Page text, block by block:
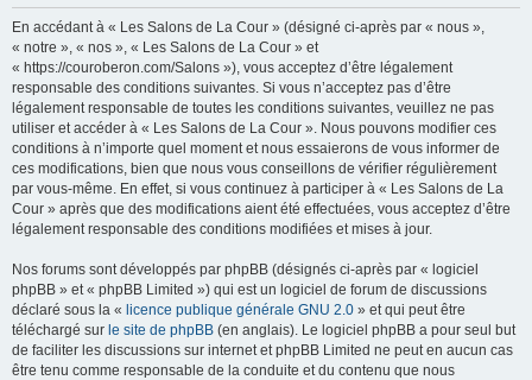
En accédant à « Les Salons de La Cour » (désigné ci-après par « nous »,
« notre », « nos », « Les Salons de La Cour » et
« https://couroberon.com/Salons »), vous acceptez d’être légalement
responsable des conditions suivantes. Si vous n’acceptez pas d’être
légalement responsable de toutes les conditions suivantes, veuillez ne pas
utiliser et accéder à « Les Salons de La Cour ». Nous pouvons modifier ces
conditions à n’importe quel moment et nous essaierons de vous informer de
ces modifications, bien que nous vous conseillons de vérifier régulièrement
par vous-même. En effet, si vous continuez à participer à « Les Salons de La
Cour » après que des modifications aient été effectuées, vous acceptez d’être
légalement responsable des conditions modifiées et mises à jour.
Nos forums sont développés par phpBB (désignés ci-après par « logiciel
phpBB » et « phpBB Limited ») qui est un logiciel de forum de discussions
déclaré sous la « licence publique générale GNU 2.0 » et qui peut être
téléchargé sur le site de phpBB (en anglais). Le logiciel phpBB a pour seul but
de faciliter les discussions sur internet et phpBB Limited ne peut en aucun cas
être tenu comme responsable de la conduite et du contenu que nous